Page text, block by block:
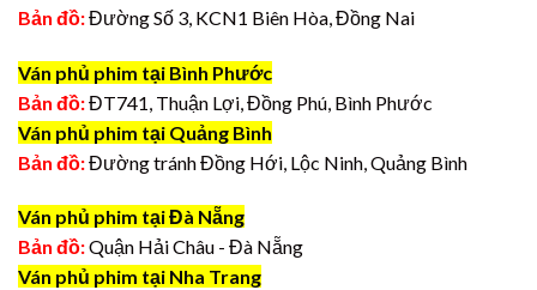
Bản đồ:Đường Số 3, KCN1 Biên Hòa, Đồng Nai
Ván phủ phim tại Bình Phước
Bản đồ:ĐT741, Thuận Lợi, Đồng Phú, Bình Phước
Ván phủ phim tại Quảng Bình
Bản đồ:Đường tránh Đồng Hới, Lộc Ninh, Quảng Bình
Ván phủ phim tại Đà Nẵng
Bản đồ:Quận Hải Châu - Đà Nẵng
Ván phủ phim tại Nha Trang